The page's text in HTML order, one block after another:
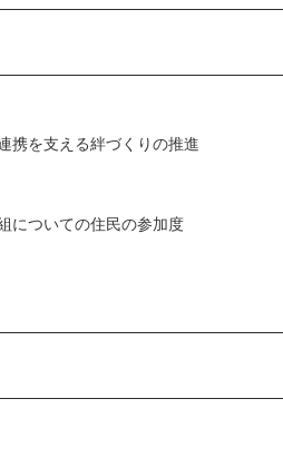
携を支える絆づくりの推進
についての住民の参加度